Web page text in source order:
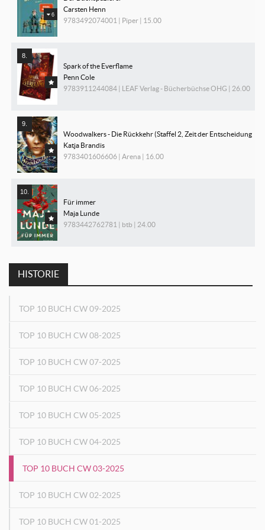
6
Carsten Henn
9783492074001 | Piper | 15.00
Spark of the Everflame
Penn Cole
9783911244084 | LEAF Verlag - Bücherbüchse OHG | 26.00
Woodwalkers - Die Rückkehr (Staffel 2, Zeit der Entscheidung
Katja Brandis
9783401606606 | Arena | 16.00
Für immer
Maja Lunde
9783442762781 | btb | 24.00
HISTORIE
TOP 10 BUCH CW 09-2025
TOP 10 BUCH CW 08-2025
TOP 10 BUCH CW 07-2025
TOP 10 BUCH CW 06-2025
TOP 10 BUCH CW 05-2025
TOP 10 BUCH CW 04-2025
TOP 10 BUCH CW 03-2025
TOP 10 BUCH CW 02-2025
TOP 10 BUCH CW 01-2025